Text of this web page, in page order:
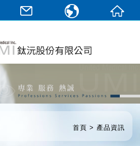
首頁 產品資訊
English